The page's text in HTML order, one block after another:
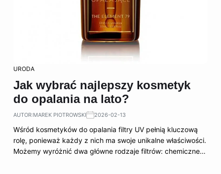
URODA
Jak wybrać najlepszy kosmetyk
do opalania na lato?
AUTOR:MAREK PIOTROWSKI 2026-02-13
Wśród kosmetyków do opalania filtry UV pełnią kluczową
rolę, ponieważ każdy z nich ma swoje unikalne właściwości.
Możemy wyróżnić dwa główne rodzaje filtrów: chemiczne…